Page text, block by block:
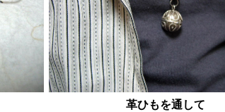
革ひもを通して